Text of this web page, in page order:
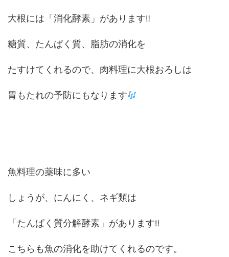
大根には「消化酵素」があります‼
糖質、たんぱく質、脂肪の消化を
たすけてくれるので、肉料理に大根おろしは
胃もたれの予防にもなります
魚料理の薬味に多い
しょうが、にんにく、ネギ類は
「たんぱく質分解酵素」があります‼
こちらも魚の消化を助けてくれるのです。